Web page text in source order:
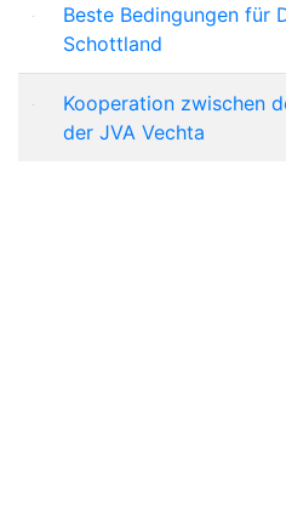
Beste Bedingungen für
Schottland
Kooperation zwischen
der JVA Vechta